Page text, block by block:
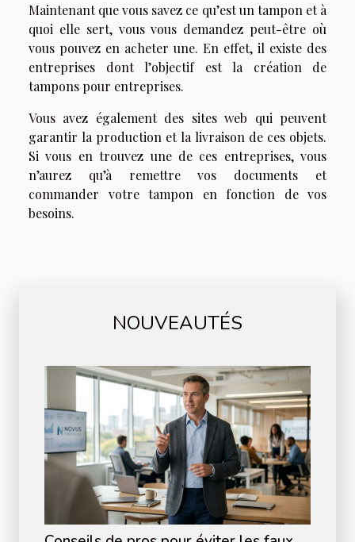
Maintenant que vous savez ce qu’est un tampon et à
quoi elle sert, vous vous demandez peut-être où
vous pouvez en acheter une. En effet, il existe des
entreprises dont l’objectif est la création de
tampons pour entreprises.
Vous avez également des sites web qui peuvent
garantir la production et la livraison de ces objets.
Si vous en trouvez une de ces entreprises, vous
n’aurez qu’à remettre vos documents et
commander votre tampon en fonction de vos
besoins.
NOUVEAUTÉS